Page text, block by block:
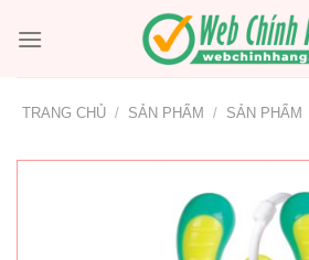
qua
TRANG CHỦ / SẢN PHẨM / SẢN PHẨM